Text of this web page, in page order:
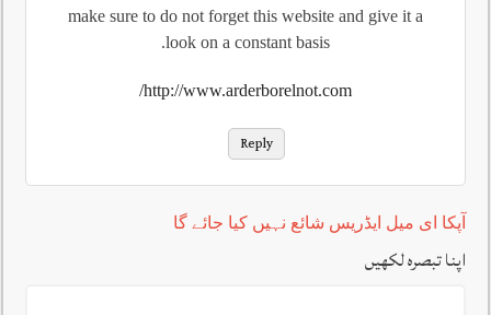
make sure to do not forget this website and give it a
look on a constant basis.
http://www.arderborelnot.com/
Reply
آپکا ای میل ایڈریس شائع نہیں کیا جائے گا
اپنا تبصرہ لکھیں